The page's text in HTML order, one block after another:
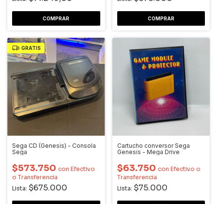
GRATIS
Sega CD (Genesis) - Consola
Sega
$573.750 con Efectivo
o Transferencia
Lista: $675.000
Cartucho conversor Sega
Genesis - Mega Drive
$63.750 con Efectivo o
Transferencia
Lista: $75.000